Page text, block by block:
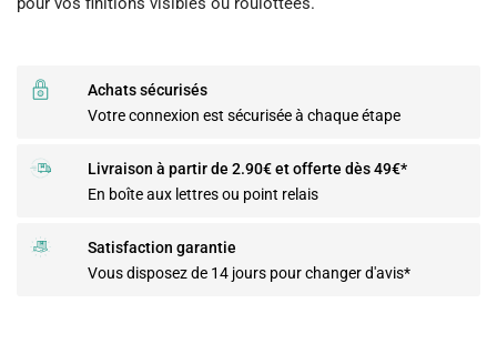
Achats sécurisés
Votre connexion est sécurisée à chaque étape
Livraison à partir de 2.90€ et offerte dès 49€*
En boîte aux lettres ou point relais
Satisfaction garantie
Vous disposez de 14 jours pour changer d'avis*